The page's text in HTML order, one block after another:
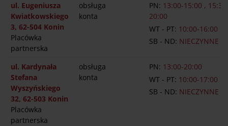
ul. Eugeniusza
Kwiatkowskiego
3, 62-504 Konin
Placówka
partnerska
obsługa
konta
PN: 13:00-15:00 ,
20:00
WT - PT: 10:00-16:00
SB - ND: NIECZYNNE
ul. Kardynała
Stefana
Wyszyńskiego
32, 62-503 Konin
Placówka
partnerska
obsługa
konta
PN: 13:00-20:00
WT - PT: 10:00-17:00
SB - ND: NIECZYNNE